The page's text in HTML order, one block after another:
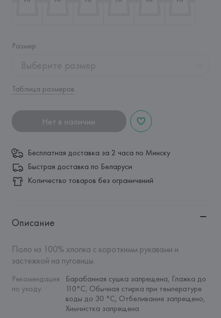
Размер:
Выберите размер
Таблица размеров
Нет в наличии
Бесплатная доставка за 2 часа по Минску
Быстрая доставка по Беларуси
Количество товаров без ограничений
Описание
Поло из 100% хлопка с короткимм рукавами и
застежкой на пуговицы.
Рекомендация
по уходу:
Барабанная сушка запрещена, Глажка до
110°C, Обычная стирка при температуре
воды до 30 °C, Отбеливание запрещено,
Химчистка запрещена